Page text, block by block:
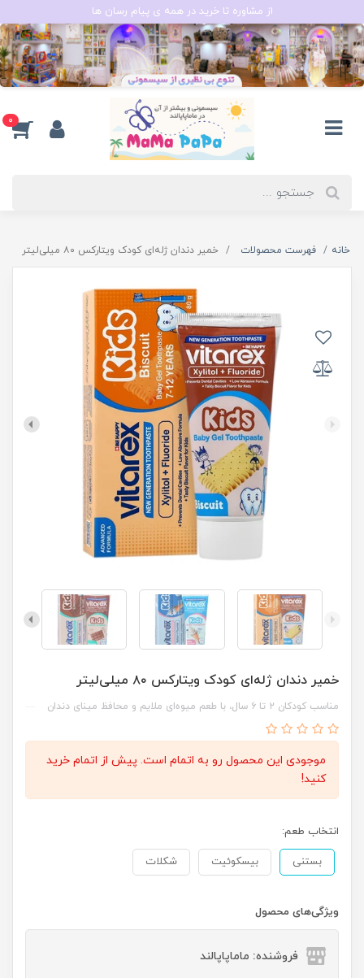
از مشاوره تا خرید در همه ی پیام رسان ها
0
خانه فهرست محصولات خمیر دندان ژله‌ای کودک ویتارکس ۸۰ میلی‌لیتر
خمیر دندان ژله‌ای کودک ویتارکس ۸۰ میلی‌لیتر
مناسب کودکان ۲ تا ۶ سال، با طعم میوه‌ای ملایم و محافظ مینای دندان
موجودی این محصول رو به اتمام است. پیش از اتمام خرید
کنید!
انتخاب طعم:
بستنی بیسکوئیت شکلات
ویژگی‌های محصول
فروشنده: ماماپاپالند